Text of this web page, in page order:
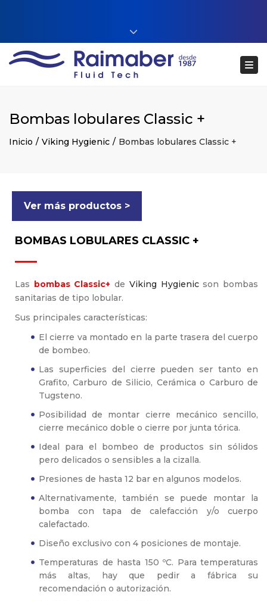
web@raimaberfluidtech.com
Close top bar
Bombas lobulares Classic +
Inicio Viking Hygienic Bombas lobulares Classic +
Ver más productos >
BOMBAS LOBULARES CLASSIC +
Las bombas Classic+de Viking Hygienicson bombas
sanitarias de tipo lobular.
Sus principales características:
El cierre va montado en la parte trasera del cuerpo
de bombeo.
Las superficies del cierre pueden ser tanto en
Grafito, Carburo de Silicio, Cerámica o Carburo de
Tugsteno.
Posibilidad de montar cierre mecánico sencillo,
cierre mecánico doble o cierre por junta tórica.
Ideal para el bombeo de productos sin sólidos
pero delicados o sensibles a la cizalla.
Presiones de hasta 12 bar en algunos modelos.
Alternativamente, también se puede montar la
bomba con tapa de calefacción y/o cuerpo
calefactado.
Diseño exclusivo con 4 posiciones de montaje.
Temperaturas de hasta 150 ºC. Para temperaturas
más altas, hay que pedir a fábrica su
recomendación o autorización.